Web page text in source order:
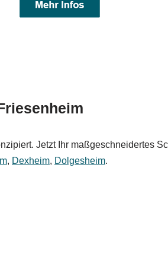
Jetzt Ihr maßgeschneidertes
, Dexheim, Dolgesheim.